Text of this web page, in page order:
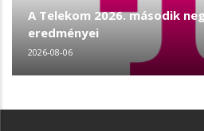
A Telekom 2026. második
eredményei
2026-08-06